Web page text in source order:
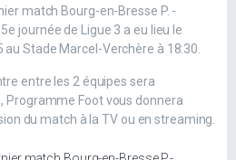
match Bourg-en-Bresse P. -
journée de Ligue 3 a eu lieu le
Stade Marcel-Verchère à 18:30.
entre les 2 équipes sera
Programme Foot vous donnera
du match à la TV ou en streaming.